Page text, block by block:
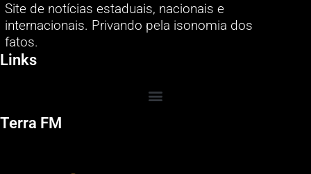
Site de notícias estaduais, nacionais e
internacionais. Privando pela isonomia dos
fatos.
Links
Terra FM